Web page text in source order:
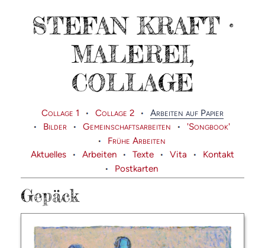
STEFAN KRAFT ·
MALEREI,
COLLAGE
Collage 1 Collage 2
Arbeiten auf Papier
Bilder
Gemeinschaftsarbeiten
'Songbook'
Frühe Arbeiten
Aktuelles
Arbeiten Texte Vita
Kontakt
Postkarten
Gepäck